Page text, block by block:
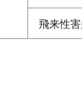
飛来性